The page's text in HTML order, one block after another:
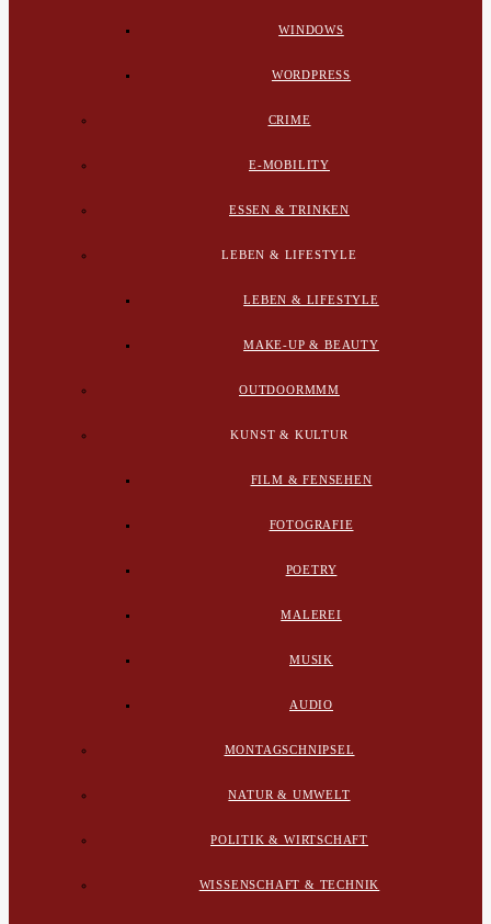
WINDOWS
WORDPRESS
CRIME
E-MOBILITY
ESSEN & TRINKEN
LEBEN & LIFESTYLE
LEBEN & LIFESTYLE
MAKE-UP & BEAUTY
OUTDOORMMM
KUNST & KULTUR
FILM & FENSEHEN
FOTOGRAFIE
POETRY
MALEREI
MUSIK
AUDIO
MONTAGSCHNIPSEL
NATUR & UMWELT
POLITIK & WIRTSCHAFT
WISSENSCHAFT & TECHNIK